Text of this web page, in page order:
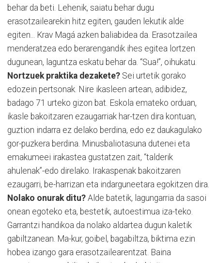
behar da beti. Lehenik, saiatu behar dugu
erasotzailearekin hitz egiten, gauden lekutik alde
egiten... Krav Magá azken baliabidea da. Erasotzailea
menderatzea edo berarengandik ihes egitea lortzen
dugunean, laguntza eskatu behar da. “Sua!”, oihukatu.
Nortzuek praktika dezakete? Sei urtetik gorako
edozein pertsonak. Nire ikasleen artean, adibidez,
badago 71 urteko gizon bat. Eskola emateko orduan,
ikasle bakoitzaren ezaugarriak har-tzen dira kontuan,
guztion indarra ez delako berdina, edo ez daukagulako
gor-puzkera berdina. Minusbaliotasuna dutenei eta
emakumeei irakastea gustatzen zait, “talderik
ahulenak”-edo direlako. Irakaspenak bakoitzaren
ezaugarri, be-harrizan eta indarguneetara egokitzen dira.
Nolako onurak ditu? Alde batetik, lagungarria da sasoi
onean egoteko eta, bestetik, autoestimua iza-teko.
Garrantzi handikoa da nolako aldartea dugun kaletik
gabiltzanean. Ma-kur, goibel, bagabiltza, biktima ezin
hobea izango gara erasotzailearentzat. Baina